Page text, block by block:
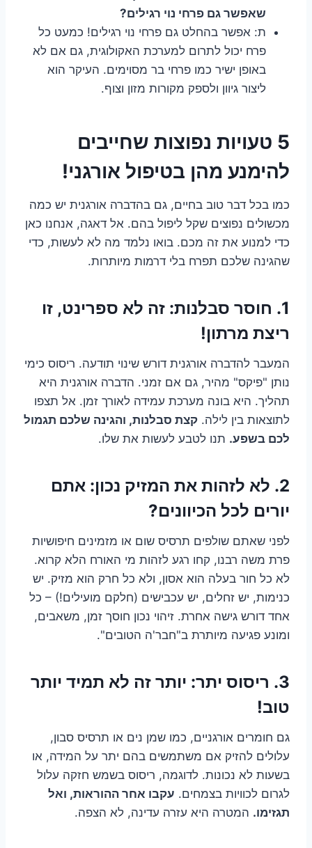
שאפשר גם פרחי נוי רגילים?
ת: אפשר בהחלט גם פרחי נוי רגילים! כמעט כל
פרח יכול לתרום למערכת האקולוגית, גם אם לא
באופן ישיר כמו פרחי בר מסוימים. העיקר הוא
ליצור גיוון ולספק מקורות מזון וצוף.
5 טעויות נפוצות שחייבים
להימנע מהן בטיפול אורגני!
כמו בכל דבר טוב בחיים, גם בהדברה אורגנית יש כמה
מכשולים נפוצים שקל ליפול בהם. אל דאגה, אנחנו כאן
כדי למנוע את זה מכם. בואו נלמד מה לא לעשות, כדי
שהגינה שלכם תפרח בלי דרמות מיותרות.
1. חוסר סבלנות: זה לא ספרינט, זו
ריצת מרתון!
המעבר להדברה אורגנית דורש שינוי תודעה. ריסוס כימי
נותן "פיקס" מהיר, גם אם זמני. הדברה אורגנית היא
תהליך. היא בונה מערכת עמידה לאורך זמן. אל תצפו
לתוצאות בין לילה. קצת סבלנות, והגינה שלכם תגמול
לכם בשפע. תנו לטבע לעשות את שלו.
2. לא לזהות את המזיק נכון: אתם
יורים לכל הכיוונים?
לפני שאתם שולפים תרסיס שום או מזמינים חיפושיות
פרת משה רבנו, קחו רגע לזהות מי האורח הלא קרוא.
לא כל חור בעלה הוא אסון, ולא כל חרק הוא מזיק. יש
כנימות, יש זחלים, יש עכבישים (חלקם מועילים!) – כל
אחד דורש גישה אחרת. זיהוי נכון חוסך זמן, משאבים,
ומונע פגיעה מיותרת ב"חבר'ה הטובים".
3. ריסוס יתר: יותר זה לא תמיד יותר
טוב!
גם חומרים אורגניים, כמו שמן נים או תרסיס סבון,
עלולים להזיק אם משתמשים בהם יתר על המידה, או
בשעות לא נכונות. לדוגמה, ריסוס בשמש חזקה עלול
לגרום לכוויות בצמחים. עקבו אחר ההוראות, ואל
תגזימו. המטרה היא עזרה עדינה, לא הצפה.